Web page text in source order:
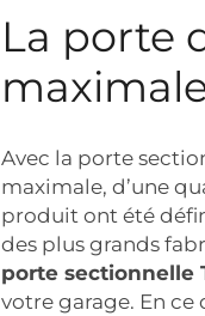
La porte
Avec la porte
maximale, d’une
produit ont été
des plus grands
porte sectionnelle
votre garage. En